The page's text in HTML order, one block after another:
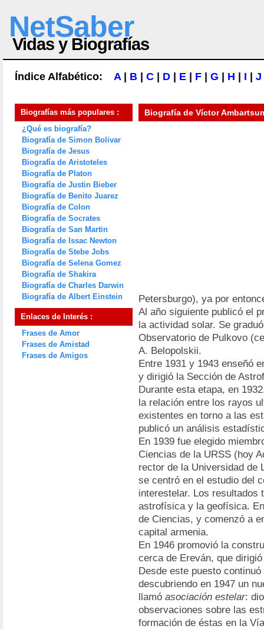
NetSaber
Vidas y Biografías
Índice Alfabético: A| B C D E F G H I J
Biografías más populares :
¿Qué es biografía?
Biografía de Simon Bolivar
Biografía de Jesus
Biografía de Aristoteles
Biografía de Platon
Biografía de Justin Bieber
Biografía de Benito Juarez
Biografía de Colon
Biografía de Socrates
Biografía de San Martin
Biografía de Issac Newton
Biografía de Stebe Jobs
Biografía de Selena Gomez
Biografía de Shakira
Biografía de Charles Darwin
Biografía de Albert Einstein
Enlaces de Interés :
Frases de Amor
Frases de Amistad
Frases de Amigos
Biografía de Víctor
Petersburgo), ya por
Al año siguiente publicó el
la actividad solar. Se
Observatorio de Pulkovo
A. Belopolskii.
Entre 1931 y 1943 enseñó
y dirigió la Sección de
Durante esta etapa, en
la relación entre los rayos
existentes en torno a las
publicó un análisis
En 1939 fue elegido
Ciencias de la URSS (hoy
rector de la Universidad de
se centró en el estudio del
interestelar. Los resultados
astrofísica y la geofísica.
de Ciencias, y comenzó a
capital armenia.
En 1946 promovió la
cerca de Ereván, que
Desde este puesto
descubriendo en 1947 un
llamó asociación estelar:
observaciones sobre las
formación de éstas en la